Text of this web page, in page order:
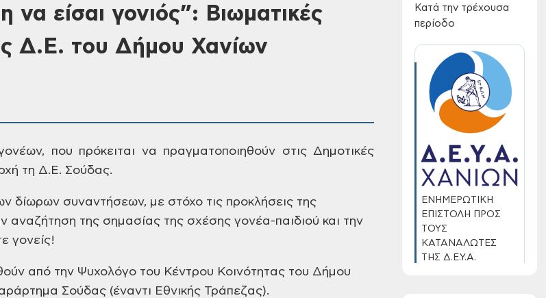
είσαι γονιός”: Βιωματικές
Δ.Ε. του Δήμου Χανίων
που πρόκειται να πραγματοποιηθούν στις Δημοτικές
τη Δ.Ε. Σούδας.
δίωρων συναντήσεων, με στόχο τις προκλήσεις της
αναζήτηση της σημασίας της σχέσης γονέα-παιδιού και την
γονείς!
από την Ψυχολόγο του Κέντρου Κοινότητας του Δήμου
Σούδας (έναντι Εθνικής Τράπεζας).
Κατά την τρέχουσα
περίοδο
ΕΝΗΜΕΡΩΤΙΚΗ
ΕΠΙΣΤΟΛΗ ΠΡΟΣ
ΤΟΥΣ
ΚΑΤΑΝΑΛΩΤΕΣ
ΤΗΣ Δ.Ε.Υ.Α.